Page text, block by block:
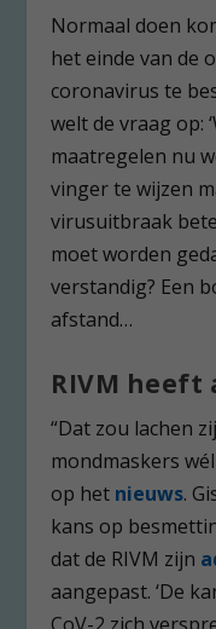
Normaal doen
het einde van de
coronavirus te
welt de vraag op:
maatregelen nu
vinger te wijzen
virusuitbraak
moet worden
verstandig? Een
afstand…
RIVM heeft
“Dat zou lachen
mondmaskers
op het nieuws.
kans op
dat de RIVM zijn
aangepast. ‘De